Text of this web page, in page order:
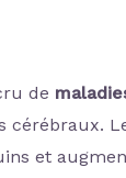
de
cérébraux.
et